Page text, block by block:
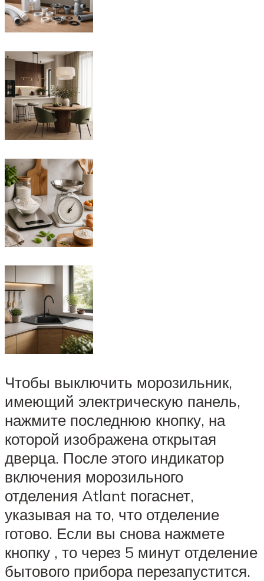
Чтобы выключить морозильник,
имеющий электрическую панель,
нажмите последнюю кнопку, на
которой изображена открытая
дверца. После этого индикатор
включения морозильного
отделения Atlant погаснет,
указывая на то, что отделение
готово. Если вы снова нажмете
кнопку , то через 5 минут отделение
бытового прибора перезапустится.